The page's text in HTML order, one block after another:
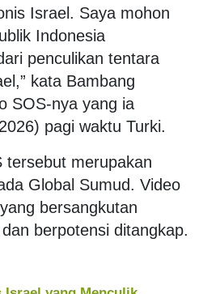
Israel. Saya mohon
Indonesia
penculikan tentara
kata Bambang
SOS-nya yang ia
pagi waktu Turki.
tersebut merupakan
Global Sumud. Video
bersangkutan
berpotensi ditangkap.